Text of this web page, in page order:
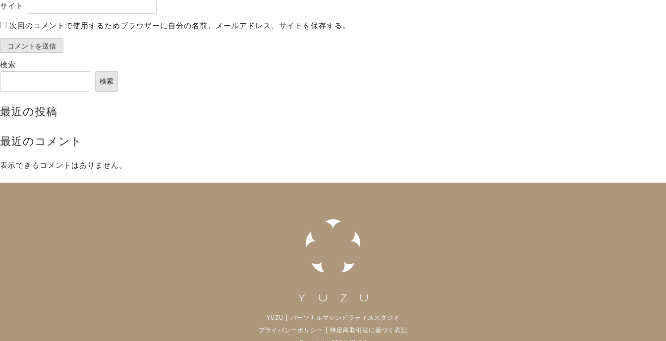
サイト
次回のコメントで使用するためブラウザーに自分の名前、メールアドレス、サイトを保存する。
検索
検索
最近の投稿
最近のコメント
表示できるコメントはありません。
YUZU | パーソナルマシンピラティススタジオ
プライバシーポリシー | 特定商取引法に基づく表記